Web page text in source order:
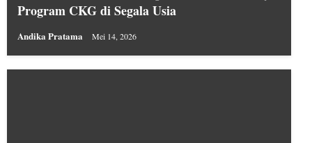
Program CKG di Segala Usia
Andika Pratama Mei 14, 2026